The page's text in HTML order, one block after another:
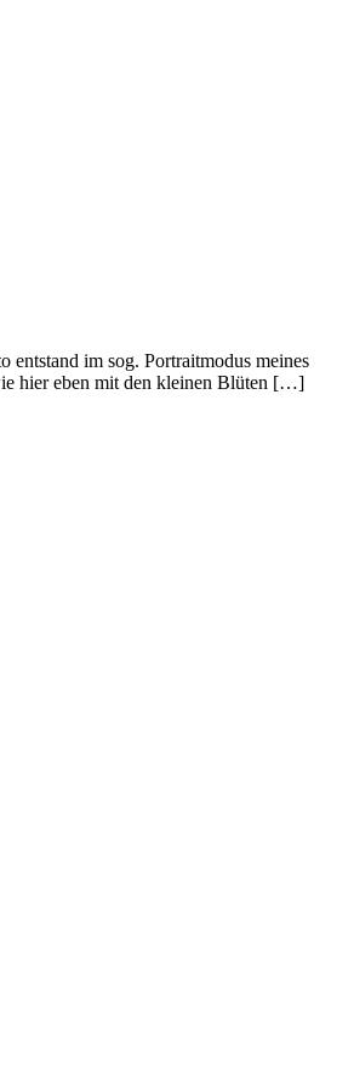
entstand im sog. Portraitmodus meines
hier eben mit den kleinen Blüten […]